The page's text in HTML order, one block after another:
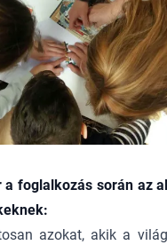
a foglalkozás során az
azokat, akik a